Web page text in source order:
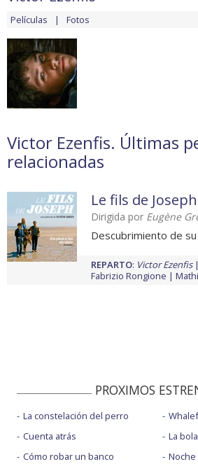
Películas Fotos
Victor Ezenfis. Últimas
relacionadas
Le fils de Joseph
Dirigida por Eugène
Descubrimiento de
REPARTO: Victor Ezenfis
Fabrizio Rongione
PROXIMOS
La constelación del perro
Cuenta atrás
Cómo robar un banco
La
Noche